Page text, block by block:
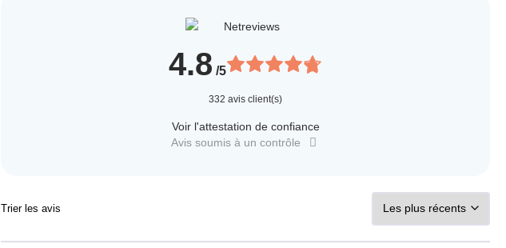
4.8 /5
332 avis client(s)
Voir l'attestation de confiance
Avis soumis à un contrôle
Trier les avis